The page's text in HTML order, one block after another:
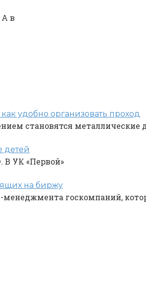
в
удобно организовать проход
становятся металлические
детей
УК «Первой»
на биржу
госкомпаний,